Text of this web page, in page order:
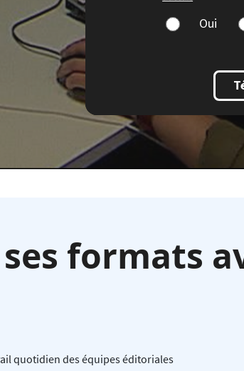
Oui
formats
quotidien des équipes éditoriales